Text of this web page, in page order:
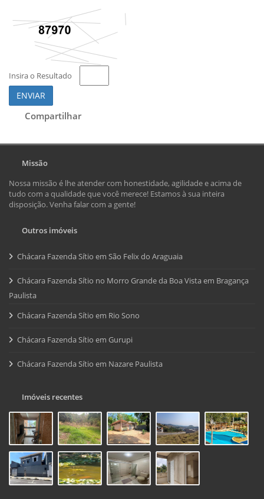
Insira o Resultado
ENVIAR
Compartilhar
Missão
Nossa missão é lhe atender com honestidade, agilidade e acima de
tudo com a qualidade que você merece! Estamos à sua inteira
disposição. Venha falar com a gente!
Outros imóveis
Chácara Fazenda Sítio em São Felix do Araguaia
Chácara Fazenda Sítio no Morro Grande da Boa Vista em Bragança
Paulista
Chácara Fazenda Sítio em Rio Sono
Chácara Fazenda Sítio em Gurupi
Chácara Fazenda Sítio em Nazare Paulista
Imóveis recentes